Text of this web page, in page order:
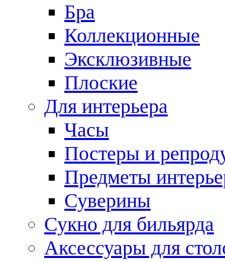
Бра
Коллекционные
Эксклюзивные
Плоские
Для интерьера
Часы
Постеры и
Предметы
Суверины
Сукно для бильярда
Аксессуары для